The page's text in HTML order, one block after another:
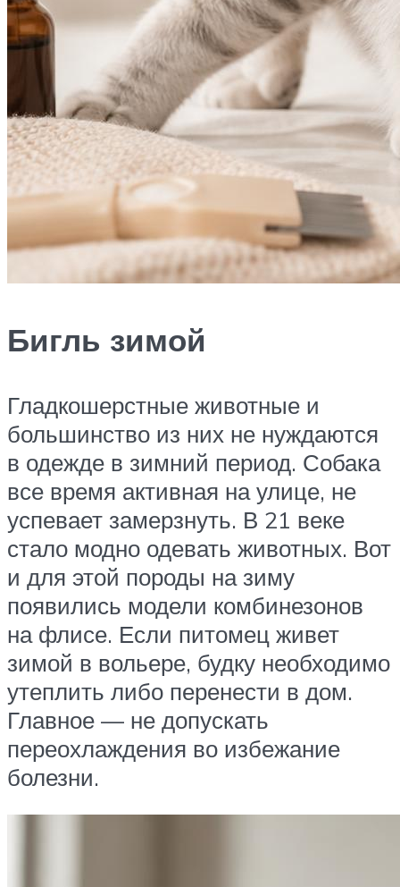
Бигль зимой
Гладкошерстные животные и
большинство из них не нуждаются
в одежде в зимний период. Собака
все время активная на улице, не
успевает замерзнуть. В 21 веке
стало модно одевать животных. Вот
и для этой породы на зиму
появились модели комбинезонов
на флисе. Если питомец живет
зимой в вольере, будку необходимо
утеплить либо перенести в дом.
Главное — не допускать
переохлаждения во избежание
болезни.